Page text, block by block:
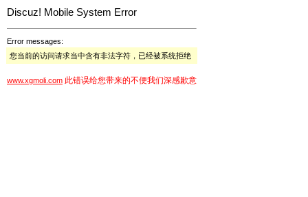
Discuz! Mobile System Error
Error messages:
您当前的访问请求当中含有非法字符，已经被系统拒绝
www.xgmoli.com 此错误给您带来的不便我们深感歉意